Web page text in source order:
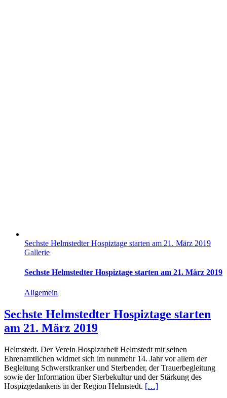
Sechste Helmstedter Hospiztage starten am 21. März 2019
Gallerie
Sechste Helmstedter Hospiztage starten am 21. März 2019
Allgemein
Sechste Helmstedter Hospiztage starten
am 21. März 2019
Helmstedt. Der Verein Hospizarbeit Helmstedt mit seinen
Ehrenamtlichen widmet sich im nunmehr 14. Jahr vor allem der
Begleitung Schwerstkranker und Sterbender, der Trauerbegleitung
sowie der Information über Sterbekultur und der Stärkung des
Hospizgedankens in der Region Helmstedt. […]